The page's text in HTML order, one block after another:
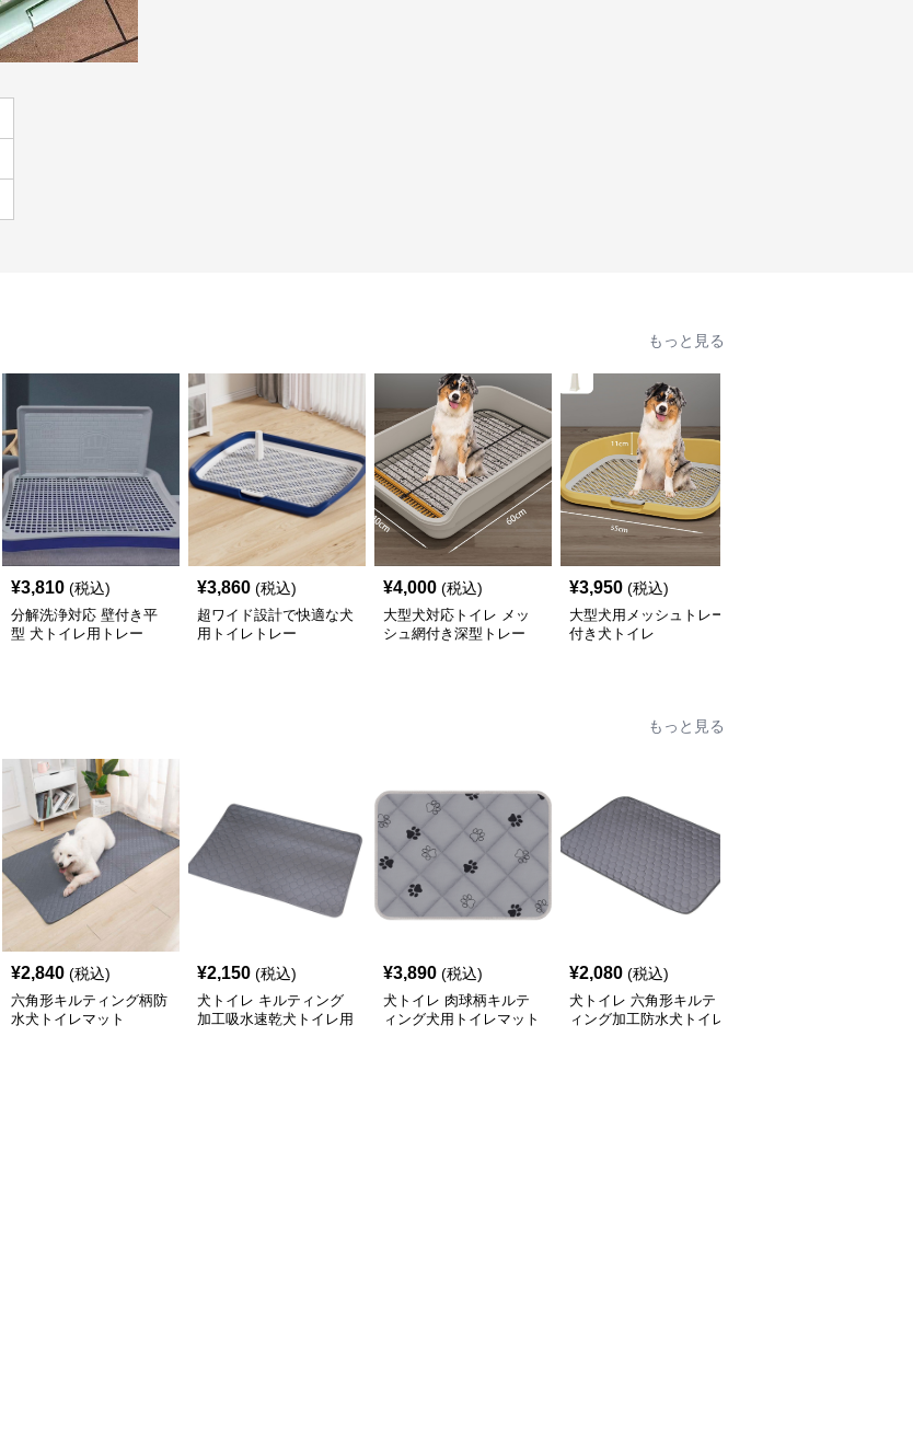
もっと見る
¥3,810 (税込)
分解洗浄対応 壁付き平
型 犬トイレ用トレー
¥3,860 (税込)
超ワイド設計で快適な犬
用トイレトレー
¥4,000 (税込)
大型犬対応トイレ メッ
シュ網付き深型トレー
¥3,950 (税込)
大型犬用メッシュトレー
付き犬トイレ
もっと見る
¥2,840 (税込)
六角形キルティング柄防
水犬トイレマット
¥2,150 (税込)
犬トイレ キルティング
加工吸水速乾犬トイレ用
¥3,890 (税込)
犬トイレ 肉球柄キルテ
ィング犬用トイレマット
¥2,080 (税込)
犬トイレ 六角形キルテ
ィング加工防水犬トイレ